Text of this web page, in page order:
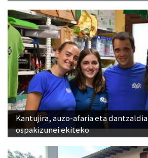
Kantujira, auzo-afaria eta
ospakizunei ekiteko